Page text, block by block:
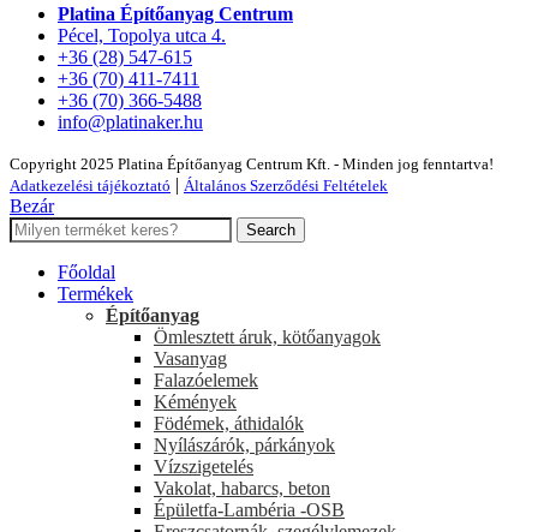
Platina Építőanyag Centrum
Pécel, Topolya utca 4.
+36 (28) 547-615
+36 (70) 411-7411
+36 (70) 366-5488
info@platinaker.hu
Copyright 2025 Platina Építőanyag Centrum Kft. - Minden jog fenntartva!
Adatkezelési tájékoztató | Általános Szerződési Feltételek
Bezár
Search
Főoldal
Termékek
Építőanyag
Ömlesztett áruk, kötőanyagok
Vasanyag
Falazóelemek
Kémények
Födémek, áthidalók
Nyílászárók, párkányok
Vízszigetelés
Vakolat, habarcs, beton
Épületfa-Lambéria -OSB